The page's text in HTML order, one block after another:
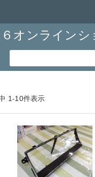
オンラインシ
1-10件表示